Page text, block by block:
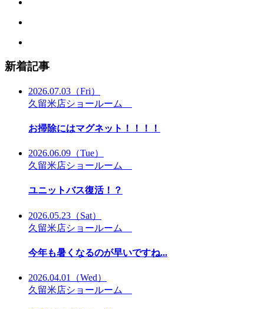
新着記事
2026.07.03 （Fri）
久留米店ショールーム
お掃除にはマグネット！！！！
2026.06.09 （Tue）
久留米店ショールーム
ユニットバス復活！？
2026.05.23 （Sat）
久留米店ショールーム
今年も暑くなるのが早いですね...
2026.04.01
（Wed）
久留米店ショールーム